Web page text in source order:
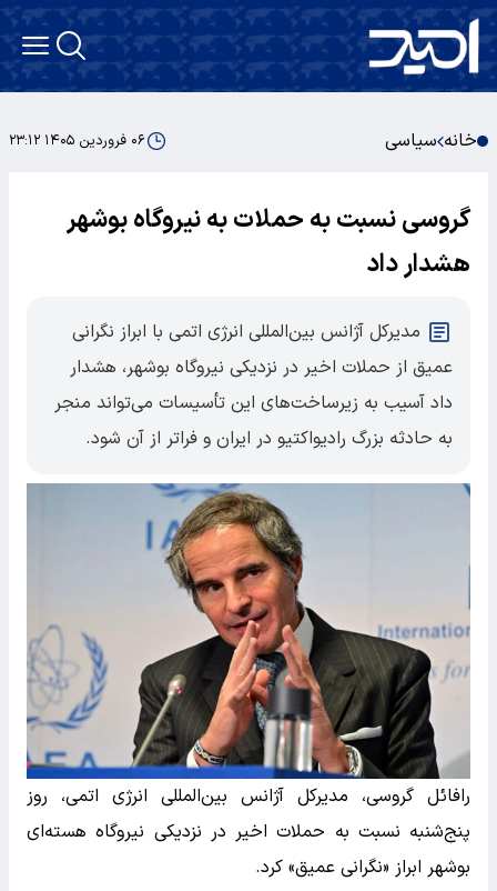
خانه سیاسی ۰۶ فروردین ۱۴۰۵ ۲۳:۱۲
گروسی نسبت به حملات به نیروگاه بوشهر
هشدار داد
مدیرکل آژانس بین‌المللی انرژی اتمی با ابراز نگرانی
عمیق از حملات اخیر در نزدیکی نیروگاه بوشهر، هشدار
داد آسیب به زیرساخت‌های این تأسیسات می‌تواند منجر
به حادثه بزرگ رادیواکتیو در ایران و فراتر از آن شود.
رافائل گروسی، مدیرکل آژانس بین‌المللی انرژی اتمی، روز
پنج‌شنبه نسبت به حملات اخیر در نزدیکی نیروگاه هسته‌ای
بوشهر ابراز «نگرانی عمیق» کرد.